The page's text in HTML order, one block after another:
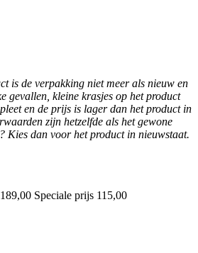
is de verpakking niet meer als nieuw en
gevallen, kleine krasjes op het product
en de prijs is lager dan het product in
zijn hetzelfde als het gewone
Kies dan voor het product in nieuwstaat.
189,00 Speciale prijs 115,00